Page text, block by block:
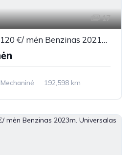
17
Ford Fiesta nuo 120 €/ mėn Benzinas 2021m. Sedanas Mechaninė
Mechaninė
192,598 km